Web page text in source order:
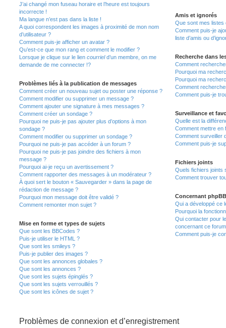
J’ai changé mon fuseau horaire et l’heure est toujours
incorrecte !
Ma langue n’est pas dans la liste !
A quoi correspondent les images à proximité de mon nom
d’utilisateur ?
Comment puis-je afficher un avatar ?
Qu’est-ce que mon rang et comment le modifier ?
Lorsque je clique sur le lien courrield’un membre, on me
demande de me connecter !?
Problèmes liés à la publication de messages
Comment créer un nouveau sujet ou poster une réponse ?
Comment modifier ou supprimer un message ?
Comment ajouter une signature à mes messages ?
Comment créer un sondage ?
Pourquoi ne puis-je pas ajouter plus d’options à mon
sondage ?
Comment modifier ou supprimer un sondage ?
Pourquoi ne puis-je pas accéder à un forum ?
Pourquoi ne puis-je pas joindre des fichiers à mon
message ?
Pourquoi ai-je reçu un avertissement ?
Comment rapporter des messages à un modérateur ?
À quoi sert le bouton « Sauvegarder » dans la page de
rédaction de message ?
Pourquoi mon message doit être validé ?
Comment remonter mon sujet ?
Mise en forme et types de sujets
Que sont les BBCodes ?
Puis-je utiliser le HTML ?
Que sont les smileys ?
Puis-je publier des images ?
Que sont les annonces globales ?
Que sont les annonces ?
Que sont les sujets épinglés ?
Que sont les sujets verrouillés ?
Que sont les icônes de sujet ?
Amis et ignorés
Que sont mes listes
Comment puis-je
liste d’amis ou
Recherche dans
Comment
Pourquoi ma
Pourquoi ma
Comment
Comment puis-je
Surveillance et
Quelle est la
Comment mettre en
Comment surveiller
Comment puis-je
Fichiers joints
Quels fichiers joints
Comment trouver
Concernant phpBB
Qui a développé ce
Pourquoi la
Qui contacter pour
concernant ce
Comment puis-je
Problèmes de connexion et d’enregistrement